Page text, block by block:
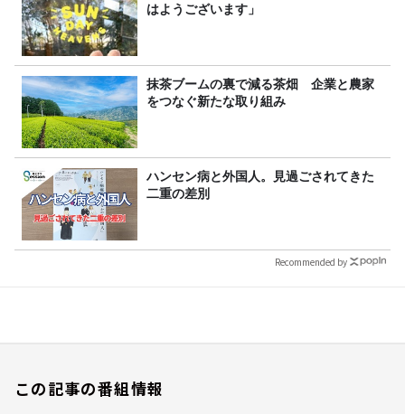
はようございます」
抹茶ブームの裏で減る茶畑 企業と農家
をつなぐ新たな取り組み
ハンセン病と外国人。見過ごされてきた
二重の差別
Recommended by
この記事の番組情報